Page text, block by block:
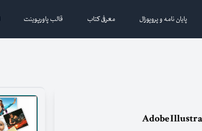
پایان نامه و پروپوزال معرفی کتاب قالب پاورپوینت